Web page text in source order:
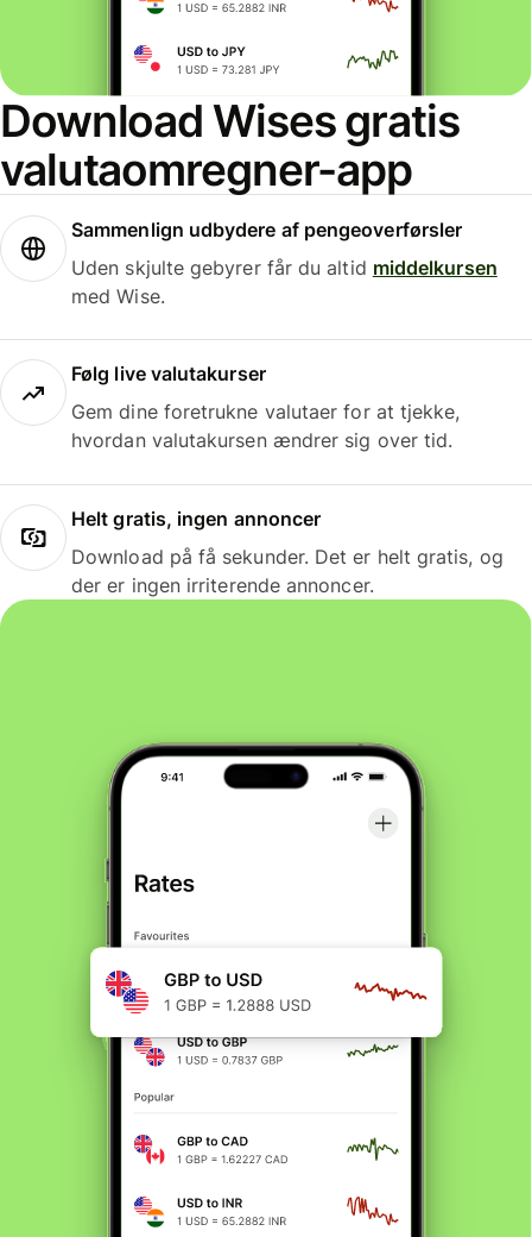
Download Wises gratis
valutaomregner-app
Sammenlign udbydere af pengeoverførsler
Uden skjulte gebyrer får du altid middelkursen
med Wise.
Følg live valutakurser
Gem dine foretrukne valutaer for at tjekke,
hvordan valutakursen ændrer sig over tid.
Helt gratis, ingen annoncer
Download på få sekunder. Det er helt gratis, og
der er ingen irriterende annoncer.